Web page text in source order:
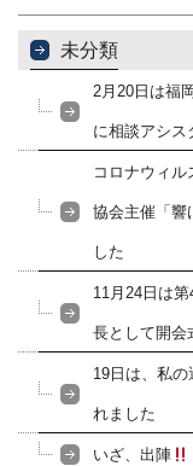
未分類
2月20日は福
に相談アシス
コロナウィ
協会主催「響
した
11月24日は
長として開会
19日は、私
れました
いざ、出陣